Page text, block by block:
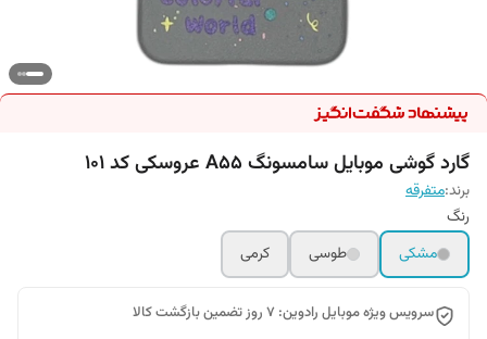
گارد گوشی موبایل سامسونگ A55 عروسکی کد 101
برند:متفرقه
رنگ‌
مشکی
طوسی کرمی
سرویس ویژه موبایل رادوین: 7 روز تضمین بازگشت کالا